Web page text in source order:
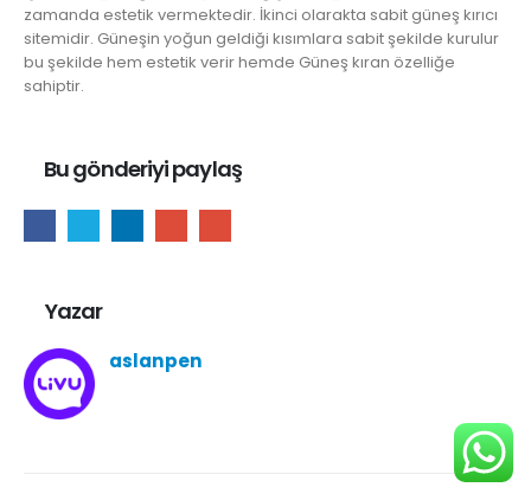
zamanda estetik vermektedir. İkinci olarakta sabit güneş kırıcı
sitemidir. Güneşin yoğun geldiği kısımlara sabit şekilde kurulur
bu şekilde hem estetik verir hemde Güneş kıran özelliğe
sahiptir.
Bu gönderiyi paylaş
Yazar
aslanpen